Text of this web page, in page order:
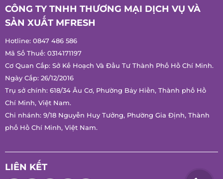
CÔNG TY TNHH THƯƠNG MẠI DỊCH VỤ VÀ
SẢN XUẤT MFRESH
Cơ Quan Cấp: Sở Kế Hoạch Và Đầu Tư Thành Phố Hồ Chí
Minh.
Ngày Cấp: 26/12/2016
Trụ sở chính: 618/34 Âu Cơ, Phường Bảy Hiền, Thành phố Hồ
Chí Minh, Việt Nam.
Chi nhánh: 9/18 Nguyễn Huy Tưởng, Phường Gia Định, Thành